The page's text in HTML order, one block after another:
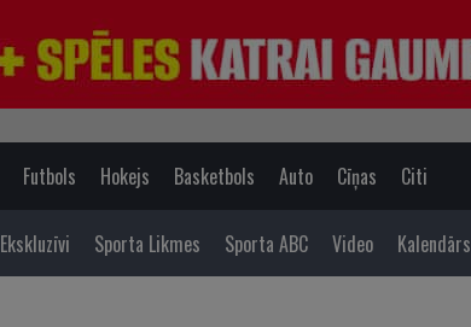
Futbols Hokejs Basketbols Auto Cīņas Citi
Ekskluzīvi Sporta Likmes Sporta ABC Video Kalendārs